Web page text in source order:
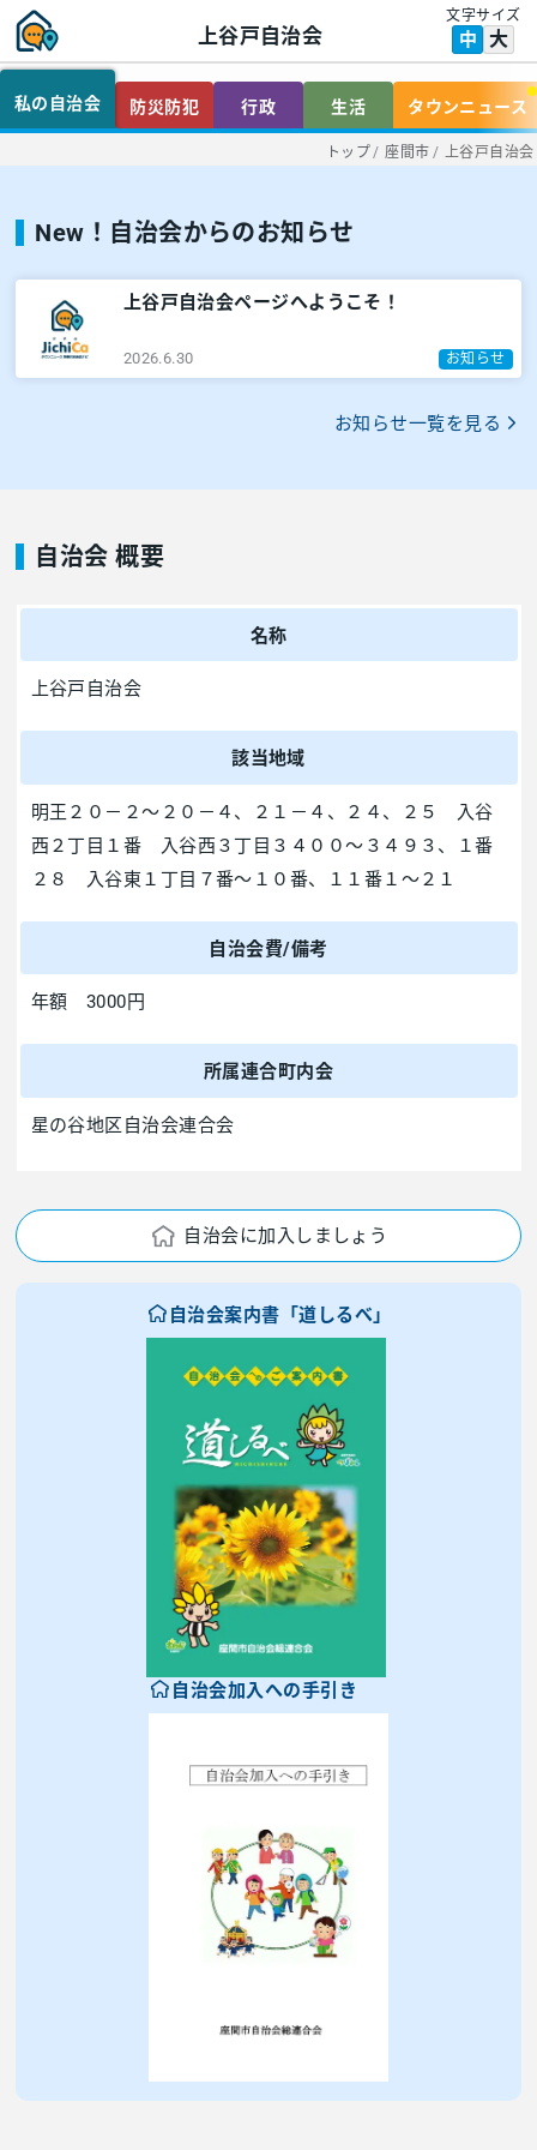
上谷戸自治会
文字サイズ
中 大
私の自治会 防災防犯 行政 生活 タウンニュース
トップ / 座間市 / 上谷戸自治会
New！自治会からのお知らせ
上谷戸自治会ページへようこそ！
2026.6.30 お知らせ
お知らせ一覧を見る
自治会 概要
名称
上谷戸自治会
該当地域
明王２０－２～２０－４、２１－４、２４、２５ 入谷
西２丁目１番 入谷西３丁目３４００～３４９３、１番
２８ 入谷東１丁目７番～１０番、１１番１～２１
自治会費/備考
年額 3000円
所属連合町内会
星の谷地区自治会連合会
自治会に加入しましょう
自治会案内書「道しるべ」
自治会加入への手引き